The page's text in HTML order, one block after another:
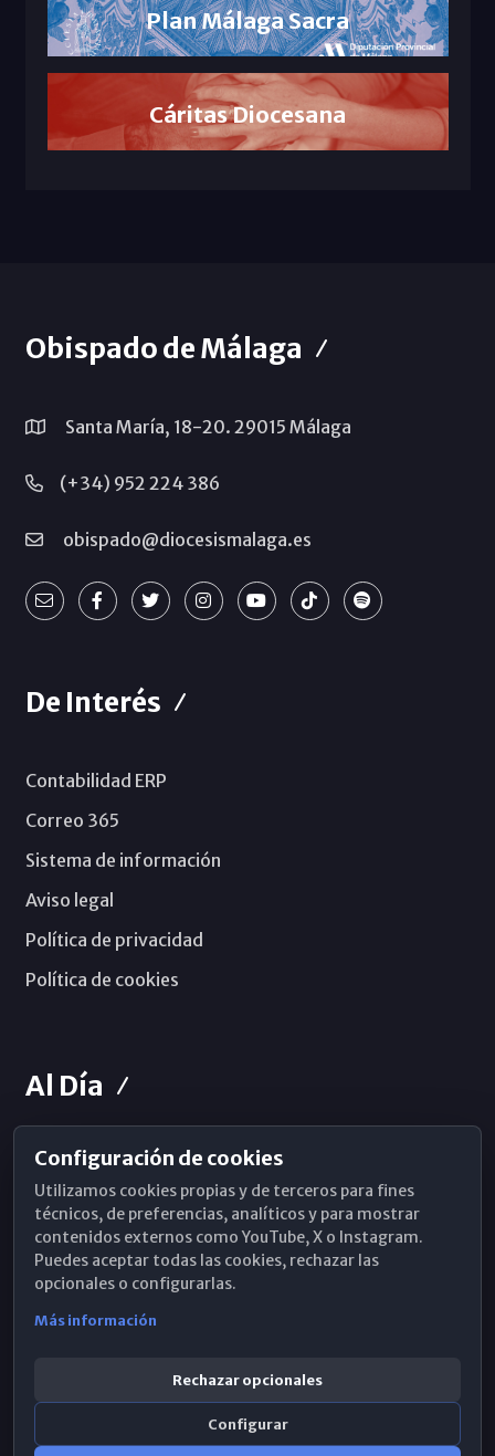
Plan Málaga Sacra
Cáritas Diocesana
Obispado de Málaga
Santa María, 18-20. 29015 Málaga
(+34) 952 224 386
obispado@diocesismalaga.es
De Interés
Contabilidad ERP
Correo 365
Sistema de información
Aviso legal
Política de privacidad
Política de cookies
Al Día
Horarios de Misa
Hemeroteca
WhatsApp
Configuración de cookies
Utilizamos cookies propias y de terceros para fines
técnicos, de preferencias, analíticos y para mostrar
contenidos externos como YouTube, X o Instagram.
Puedes aceptar todas las cookies, rechazar las
opcionales o configurarlas.
Más información
Rechazar opcionales
Configurar